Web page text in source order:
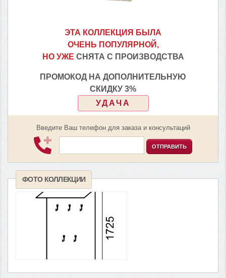
ЭТА КОЛЛЕКЦИЯ БЫЛА
ОЧЕНЬ ПОПУЛЯРНОЙ,
НО УЖЕ СНЯТА С ПРОИЗВОДСТВА
ПРОМОКОД НА ДОПОЛНИТЕЛЬНУЮ
СКИДКУ 3%
УДАЧА
Введите Ваш телефон для заказа и консультаций
ОТПРАВИТЬ
ФОТО КОЛЛЕКЦИИ